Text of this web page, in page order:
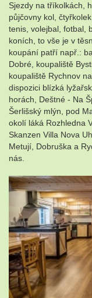
Sjezdy na tříkolkách,
půjčovny kol,
tenis, volejbal, fotbal,
koních, to vše je v
koupání patří např.:
Dobré, koupaliště
koupaliště Rychnov
dispozici blízká
horách, Deštné - Na
Šerlišský mlýn, pod
okolí láká Rozhledna
Skanzen Villa Nova
Metují, Dobruška a
nás.